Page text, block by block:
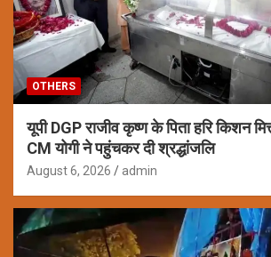
OTHERS
यूपी DGP राजीव कृष्ण के पिता हरि किशन
CM योगी ने पहुंचकर दी श्रद्धांजलि
August 6, 2026 admin